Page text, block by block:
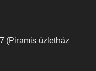
(Piramis üzletház